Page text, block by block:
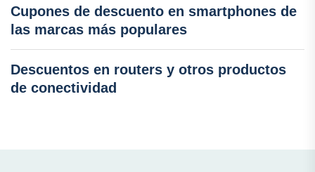
Cupones de descuento en smartphones de
las marcas más populares
Descuentos en routers y otros productos
de conectividad